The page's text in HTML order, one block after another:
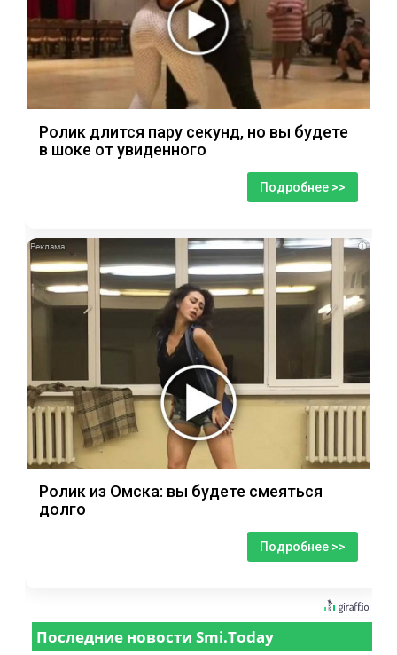
Ролик длится пару секунд, но вы будете
в шоке от увиденного
Подробнее >>
i
Ролик из Омска: вы будете смеяться
долго
Подробнее >>